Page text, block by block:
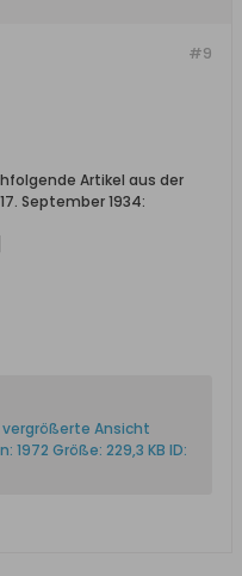
#9
Artikel aus der
September 1934: